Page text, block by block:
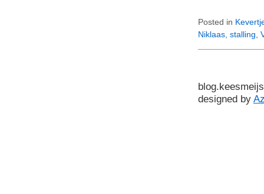
Posted in
Niklaas stalling
designed by